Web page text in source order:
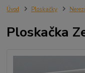
Úvod Ploskačky
Ploskačka